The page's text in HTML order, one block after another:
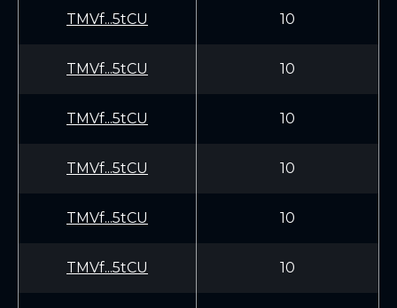
TMVf...5tCU 10
TMVf...5tCU 10
TMVf...5tCU 10
TMVf...5tCU 10
TMVf...5tCU 10
TMVf...5tCU 10